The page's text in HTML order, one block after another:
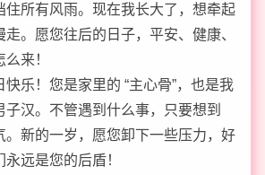
住所有风雨。现在我长大了，想牵起
。愿您往后的日子，平安、健康、
来！
乐！您是家里的 “主心骨”，也是我
子汉。不管遇到什么事，只要想到
。新的一岁，愿您卸下一些压力，好
远是您的后盾！